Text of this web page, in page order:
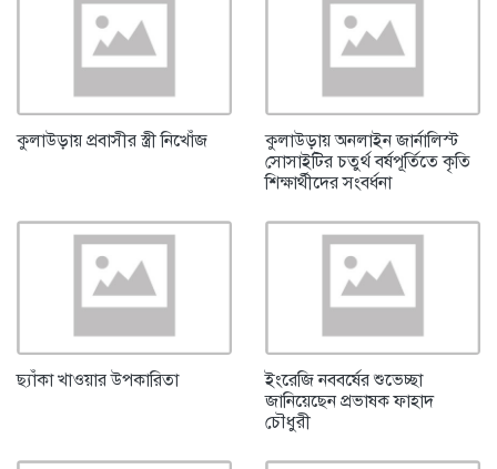
কুলাউড়ায় প্রবাসীর স্ত্রী নিখোঁজ
কুলাউড়ায় অনলাইন জার্নালিস্ট
সোসাইটির চতুর্থ বর্ষপূর্তিতে কৃতি
শিক্ষার্থীদের সংবর্ধনা
ছ্যাঁকা খাওয়ার উপকারিতা
ইংরেজি নববর্ষের শুভেচ্ছা
জানিয়েছেন প্রভাষক ফাহাদ
চৌধুরী